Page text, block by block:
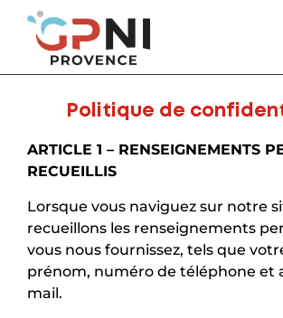
Politique de
ARTICLE 1 – RENSEIGNEMENTS
RECUEILLIS
Lorsque vous naviguez sur notre
recueillons les renseignements
vous nous fournissez, tels que
prénom, numéro de téléphone et
mail.